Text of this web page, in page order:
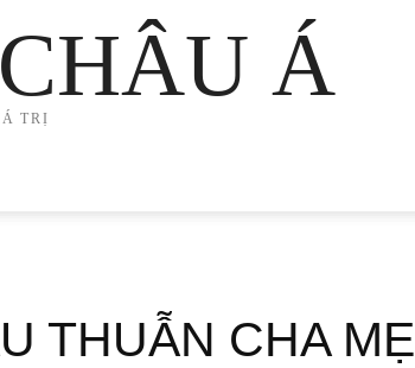
Á
TRỊ
THUẪN CHA MẸ